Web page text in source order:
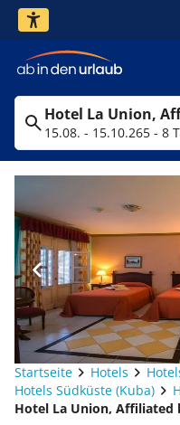
Hotel La Union,
15.08. - 15.10.265 - 8
Startseite Hotels
Hotels Südküste (Kuba)
Hotel La Union, Affiliated